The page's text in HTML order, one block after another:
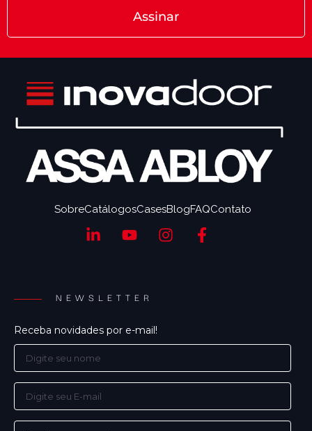
Assinar
SobreCatálogosCasesBlogFAQContato
NEWSLETTER
Receba novidades por e-mail!